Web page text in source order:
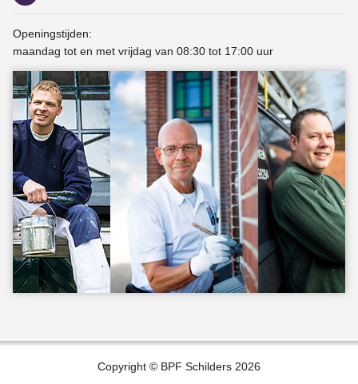
Openingstijden:
maandag tot en met vrijdag van 08:30 tot 17:00 uur
Copyright © BPF Schilders 2026